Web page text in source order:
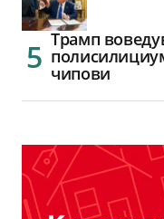
Трамп
чипови